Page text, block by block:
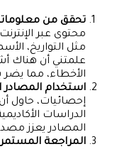
تحقق من
محتوى عبر
مثل التواريخ،
علمتني أن هناك
الأخطاء، مما
استخدام المصادر
إحصائيات، حاول
الدراسات
المصادر يعزز
المراجعة